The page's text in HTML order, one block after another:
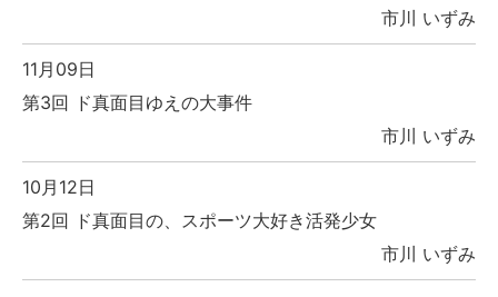
市川 いずみ
11月09日
第3回 ド真面目ゆえの大事件
市川 いずみ
10月12日
第2回 ド真面目の、スポーツ大好き活発少女
市川 いずみ